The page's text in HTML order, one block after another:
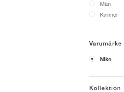
Män
Kvinnor
Varumärke
Nike
Kollektion